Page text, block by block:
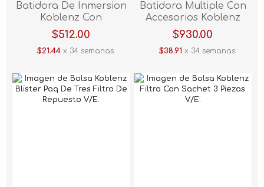
Batidora De Inmersion
Koblenz Con
Accesorios BIKM-300 PB
$512.00
$21.44 x 34 semanas
Batidora Multiple Con
Accesorios Koblenz
BIKM-800 IN
$930.00
$38.91 x 34 semanas